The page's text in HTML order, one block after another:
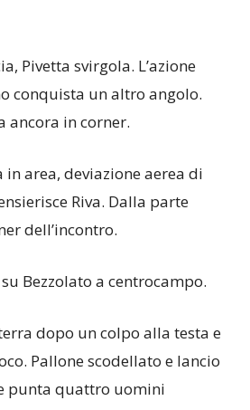
Pivetta svirgola. L’azione
conquista un altro angolo.
ancora in corner.
in area, deviazione aerea di
Riva. Dalla parte
dell’incontro.
Bezzolato a centrocampo.
dopo un colpo alla testa e
Pallone scodellato e lancio
punta quattro uomini